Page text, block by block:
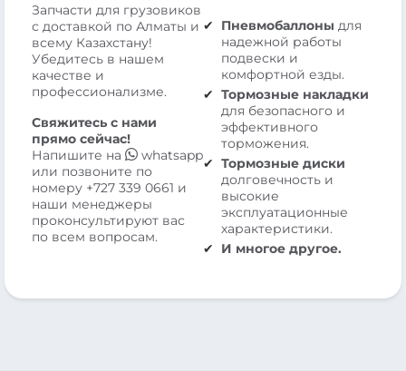
Запчасти для грузовиков
с доставкой по Алматы и
всему Казахстану!
Убедитесь в нашем
качестве и
профессионализме.
Свяжитесь с нами
прямо сейчас!
Напишите на
whatsapp
или позвоните по
номеру +727 339 0661 и
наши менеджеры
проконсультируют вас
по всем вопросам.
Пневмобаллоны для
надежной работы
подвески и
комфортной езды.
Тормозные накладки
для безопасного и
эффективного
торможения.
Тормозные диски
долговечность и
высокие
эксплуатационные
характеристики.
И многое другое.